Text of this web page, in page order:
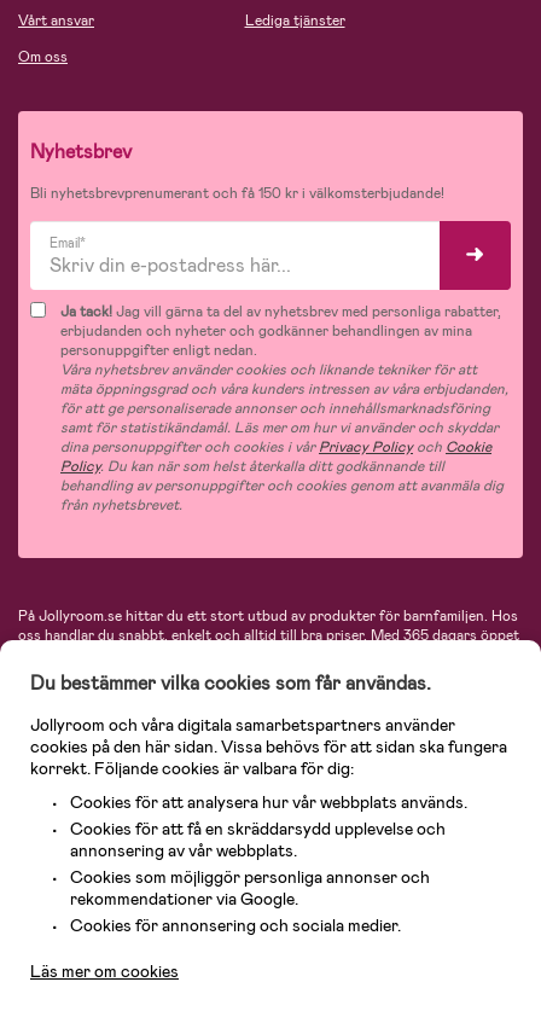
Vårt ansvar
Om oss
Lediga tjänster
Nyhetsbrev
Bli nyhetsbrevprenumerant och få 150 kr i välkomsterbjudande!
Email*
Ja tack!Jag vill gärna ta del av nyhetsbrev med personliga rabatter,
erbjudanden och nyheter och godkänner behandlingen av mina
personuppgifter enligt nedan.
Våra nyhetsbrev använder cookies och liknande tekniker för att
mäta öppningsgrad och våra kunders intressen av våra erbjudanden,
för att ge personaliserade annonser och innehållsmarknadsföring
samt för statistikändamål. Läs mer om hur vi använder och skyddar
dina personuppgifter och cookies i vårPrivacy Policyoch Cookie
Policy. Du kan när som helst återkalla ditt godkännande till
behandling av personuppgifter och cookies genom att avanmäla dig
från nyhetsbrevet.
På Jollyroom.se hittar du ett stort utbud av produkter för barnfamiljen. Hos
oss handlar du snabbt, enkelt och alltid till bra priser.Med 365 dagars öppet
hos oss. I vårt sortiment hittar du barnvagnar, bilstolar, kläder för barn och
baby, produkter för mamman, massor av inspirerande inredning, leksaker,
babyprodukter och mycket mer. Vi erbjuder produkter från välkända
varumärken så som Britax, Maxi-Cosi, Baby Jogger, BabyBjörn, Didriksons,
KidKraft, Ergobaby, Philips Avent, Neonate, Cybex, LEGO och många fler.
Välkommen in och kika runt i Nordens största barn- och babybutik på nätet!
Du bestämmer vilka cookies som får användas.
Jollyroom och våra digitala samarbetspartners använder
cookies på den här sidan. Vissa behövs för att sidan ska fungera
korrekt. Följande cookies är valbara för dig:
Cookies för att analysera hur vår webbplats används.
Cookies för att få en skräddarsydd upplevelse och
annonsering av vår webbplats.
Cookies som möjliggör personliga annonser och
rekommendationer via Google.
Cookies för annonsering och sociala medier.
Läs mer om cookies